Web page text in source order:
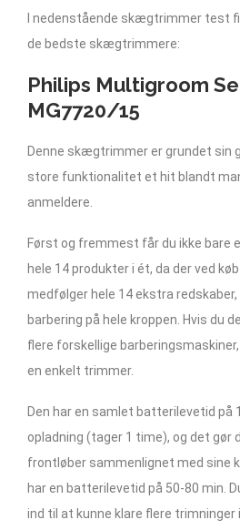
I nedenstående skægtrimmer test
de bedste skægtrimmere:
Philips Multigroom
MG7720/15
Denne skægtrimmer er grundet sin
store funktionalitet et hit blandt
anmeldere.
Først og fremmest får du ikke bare
hele 14 produkter i ét, da der ved
medfølger hele 14 ekstra redskaber,
barbering på hele kroppen. Hvis du
flere forskellige
en enkelt trimmer.
Den har en samlet batterilevetid på
opladning (tager 1 time), og det gør
frontløber sammenlignet med sine
har en batterilevetid på 50-80 min.
ind til at kunne klare flere trimninger